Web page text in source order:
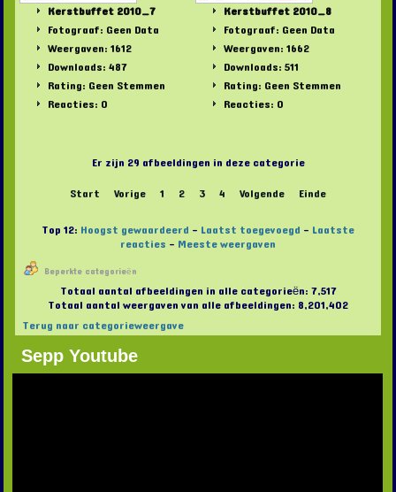
Kerstbuffet 2010_7
Fotograaf: Geen Data
Weergaven: 1612
Downloads: 487
Rating: Geen Stemmen
Reacties: 0
Kerstbuffet 2010_8
Fotograaf: Geen Data
Weergaven: 1662
Downloads: 511
Rating: Geen Stemmen
Reacties: 0
Er zijn 29 afbeeldingen in deze categorie
Start
Vorige 1 2 3 4 Volgende
Einde
Top 12: Hoogst gewaardeerd - Laatst toegevoegd - Laatste
reacties - Meeste weergaven
Beperkte categorieën
Totaal aantal afbeeldingen in alle categorieën: 7,517
Totaal aantal weergaven van alle afbeeldingen: 8,201,402
Terug naar categorieweergave
Sepp Youtube